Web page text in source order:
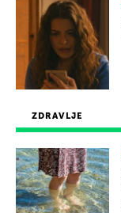
ZDRAVLJE